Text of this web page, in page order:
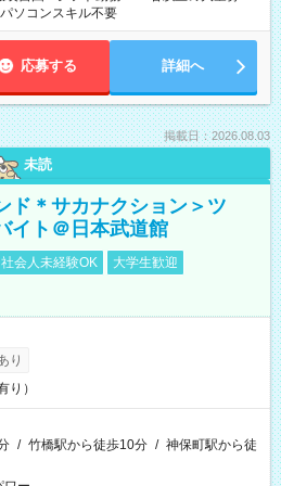
パソコンスキル不要
応募する 詳細へ
掲載日：2026.08.03
未読
ド＊サカナクション＞ツ
イト＠日本武道館
社会人未経験OK
大学生歓迎
り
り）
/ 竹橋駅から徒歩10分 / 神保町駅から徒